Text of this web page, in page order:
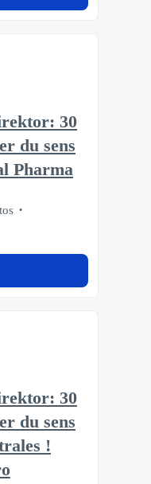
30
du sens
Pharma
30
du sens
!